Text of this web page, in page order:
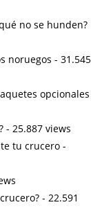
no se hunden?
noruegos - 31.545
opcionales
- 25.887 views
tu crucero -
- 22.591